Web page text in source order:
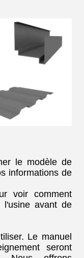
le modèle de
informations de
voir comment
l'usine avant de
Le manuel
seront